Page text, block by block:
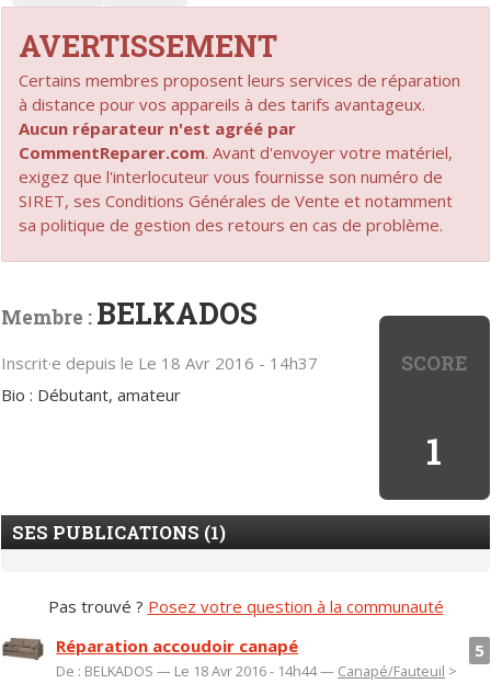
AVERTISSEMENT
Certains membres proposent leurs services de réparation
à distance pour vos appareils à des tarifs avantageux.
Aucun réparateur n'est agréé par
CommentReparer.com. Avant d'envoyer votre matériel,
exigez que l'interlocuteur vous fournisse son numéro de
SIRET, ses Conditions Générales de Vente et notamment
sa politique de gestion des retours en cas de problème.
SCORE
1
Membre : BELKADOS
Inscrit·e depuis le Le 18 Avr 2016 - 14h37
Bio : Débutant, amateur
SES PUBLICATIONS (1)
Pas trouvé ? Posez votre question à la communauté
5
Réparation accoudoir canapé
De : BELKADOS — Le 18 Avr 2016 - 14h44 — Canapé/Fauteuil >